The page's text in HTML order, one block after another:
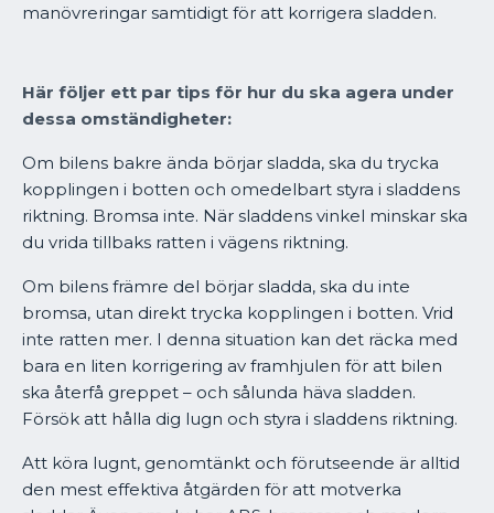
manövreringar samtidigt för att korrigera sladden.
Här följer ett par tips för hur du ska agera under
dessa omständigheter:
Om bilens bakre ända börjar sladda, ska du trycka
kopplingen i botten och omedelbart styra i sladdens
riktning. Bromsa inte. När sladdens vinkel minskar ska
du vrida tillbaks ratten i vägens riktning.
Om bilens främre del börjar sladda, ska du inte
bromsa, utan direkt trycka kopplingen i botten. Vrid
inte ratten mer. I denna situation kan det räcka med
bara en liten korrigering av framhjulen för att bilen
ska återfå greppet – och sålunda häva sladden.
Försök att hålla dig lugn och styra i sladdens riktning.
Att köra lugnt, genomtänkt och förutseende är alltid
den mest effektiva åtgärden för att motverka
1899kr